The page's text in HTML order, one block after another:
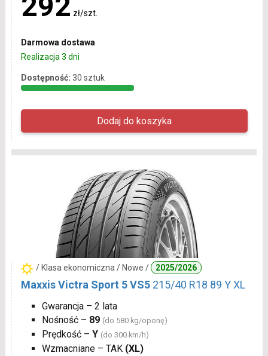
zł/szt.
Darmowa dostawa
Realizacja 3 dni
Dostępność: 30 sztuk
/ Klasa ekonomiczna / Nowe / 2025/2026
Maxxis Victra Sport 5 VS5 215/40 R18 89 Y XL
Gwarancja – 2 lata
Nośność – 89 (do 580 kg/oponę)
Prędkość – Y (do 300 km/h)
Wzmacniane – TAK (XL)